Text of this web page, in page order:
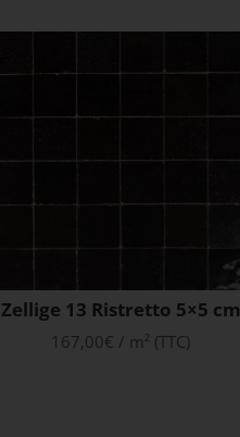
Zellige 13 Ristretto 5×5 cm
167,00€ / m² (TTC)